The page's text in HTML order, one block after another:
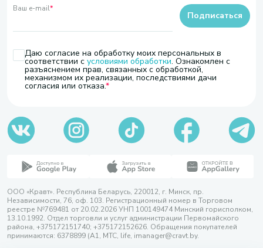
Ваш e-mail*
Даю согласие на обработку моих персональных в
соответствии с условиями обработки. Ознакомлен с
разъяснением прав, связанных с обработкой,
механизмом их реализации, последствиями дачи
согласия или отказа.
Подписаться
ООО «Кравт». Республика Беларусь, 220012, г. Минск, пр.
Независимости, 76, оф. 103. Регистрационный номер в Торговом
реестре №769481 от 20.02.2026 УНП 100149474 Минский горисполком,
13.10.1992. Отдел торговли и услуг администрации Первомайского
района, +375172151740; +375172152626. Обращения покупателей
принимаются: 6378899 (А1, МТС, life, imanager@cravt.by.